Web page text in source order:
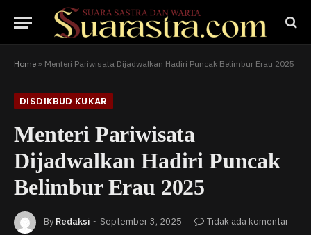
Home » Menteri Pariwisata Dijadwalkan Hadiri Puncak Belimbur Erau 2025
DISDIKBUD KUKAR
Menteri Pariwisata
Dijadwalkan Hadiri Puncak
Belimbur Erau 2025
By Redaksi September 3, 2025
Tidak ada komentar